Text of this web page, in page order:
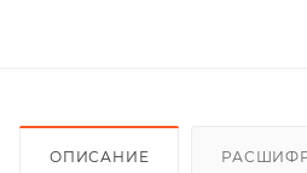
ОПИСАНИЕ